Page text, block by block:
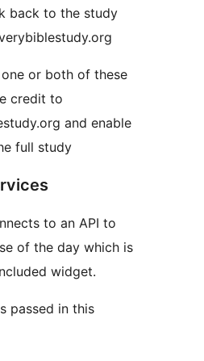
back to the study
one or both of these
credit to
and enable
full study
to an API to
of the day which is
widget.
passed in this